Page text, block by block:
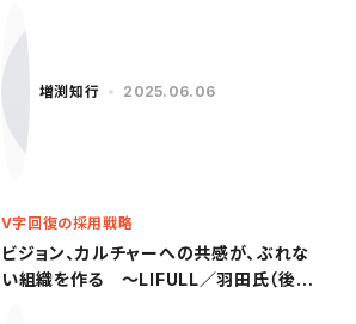
増渕知行 2025.06.06
V字回復の採用戦略
ビジョン、カルチャーへの共感が、ぶれな
い組織を作る ～LIFULL／羽田氏（後